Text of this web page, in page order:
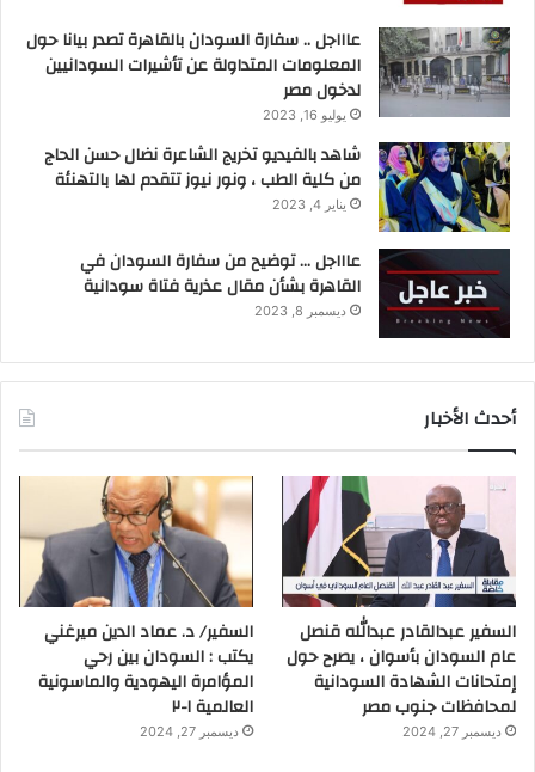
عاااجل .. سفارة السودان بالقاهرة تصدر بيانا حول
المعلومات المتداولة عن تأشيرات السودانيين
لدخول مصر
يوليو 16, 2023
شاهد بالفيديو تخريج الشاعرة نضال حسن الحاج
من كلية الطب ، ونور نيوز تتقدم لها بالتهنئة
يناير 4, 2023
عاااجل … توضيح من سفارة السودان في
القاهرة بشأن مقال عذرية فتاة سودانية
ديسمبر 8, 2023
أحدث الأخبار
السفير عبدالقادر عبدالله قنصل
عام السودان بأسوان ، يصرح حول
إمتحانات الشهادة السودانية
لمحافظات جنوب مصر
ديسمبر 27, 2024
السفير/ د. عماد الدين ميرغني
يكتب : السودان بين رحي
المؤامرة اليهودية والماسونية
العالمية ١-٢
ديسمبر 27, 2024